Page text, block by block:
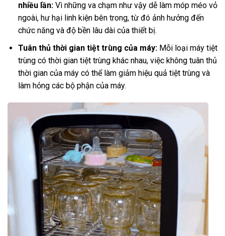
nhiều lần:Vì những va chạm như vậy dễ làm móp méo vỏ
ngoài, hư hại linh kiện bên trong, từ đó ảnh hưởng đến
chức năng và độ bền lâu dài của thiết bị.
Tuân thủ thời gian tiệt trùng của máy: Mỗi loại máy tiệt
trùng có thời gian tiệt trùng khác nhau, việc không tuân thủ
thời gian của máy có thể làm giảm hiệu quả tiệt trùng và
làm hỏng các bộ phận của máy.